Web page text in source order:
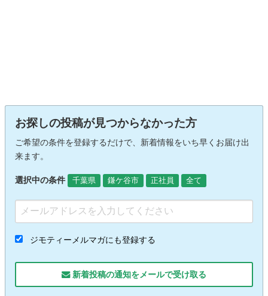
お探しの投稿が見つからなかった方
ご希望の条件を登録するだけで、新着情報をいち早くお届け出
来ます。
選択中の条件 千葉県 鎌ケ谷市 正社員 全て
ジモティーメルマガにも登録する
新着投稿の通知をメールで受け取る